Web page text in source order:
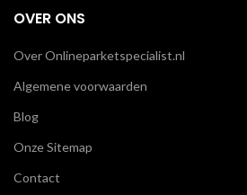
OVER ONS
Over Onlineparketspecialist.nl
Algemene voorwaarden
Blog
Onze Sitemap
Contact